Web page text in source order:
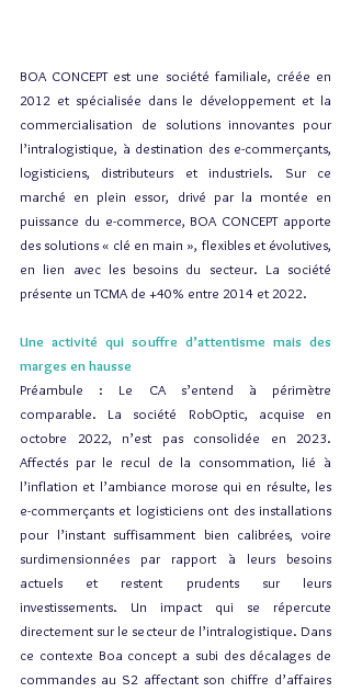
BOA CONCEPT est une société familiale, créée en
2012 et spécialisée dans le développement et la
commercialisation de solutions innovantes pour
l’intralogistique, à destination des e-commerçants,
logisticiens, distributeurs et industriels. Sur ce
marché en plein essor, drivé par la montée en
puissance du e-commerce, BOA CONCEPT apporte
des solutions « clé en main », flexibles et évolutives,
en lien avec les besoins du secteur. La société
présente un TCMA de +40% entre 2014 et 2022.
Une activité qui souffre d’attentisme mais des
marges en hausse
Préambule : Le CA s’entend à périmètre
comparable. La société RobOptic, acquise en
octobre 2022, n’est pas consolidée en 2023.
Affectés par le recul de la consommation, lié à
l’inflation et l’ambiance morose qui en résulte, les
e-commerçants et logisticiens ont des installations
pour l’instant suffisamment bien calibrées, voire
surdimensionnées par rapport à leurs besoins
actuels et restent prudents sur leurs
investissements. Un impact qui se répercute
directement sur le secteur de l’intralogistique. Dans
ce contexte Boa concept a subi des décalages de
commandes au S2 affectant son chiffre d’affaires